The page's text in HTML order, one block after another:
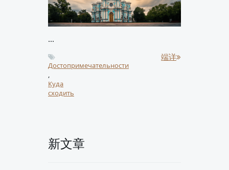
...
Достопримечательности
,
Куда
сходить
端详
新文章